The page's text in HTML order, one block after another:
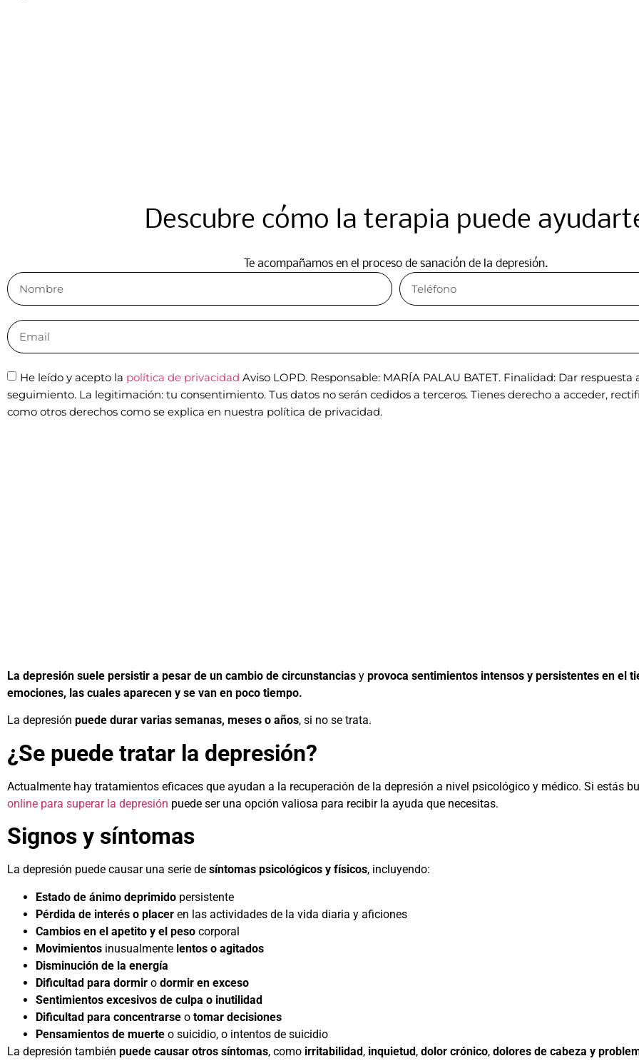
Descubre cómo la terapia puede
Te acompañamos en el proceso de sanación de la depresión.
He leído y acepto la política de privacidad Aviso LOPD. Responsable: MARÍA PALAU BATET. Finalidad: Dar
seguimiento. La legitimación: tu consentimiento. Tus datos no serán cedidos a terceros. Tienes derecho a acceder,
como otros derechos como se explica en nuestra política de privacidad.
La depresión suele persistir a pesar de un cambio de circunstancias y provoca sentimientos intensos y persistentes en el
emociones, las cuales aparecen y se van en poco tiempo.
La depresión puede durar varias semanas, meses o años, si no se trata.
¿Se puede tratar la depresión?
Actualmente hay tratamientos eficaces que ayudan a la recuperación de la depresión a nivel psicológico y médico. Si estás
online para superar la depresión puede ser una opción valiosa para recibir la ayuda que necesitas.
Signos y síntomas
La depresión puede causar una serie de síntomas psicológicos y físicos, incluyendo:
Estado de ánimo deprimido persistente
Pérdida de interés o placer en las actividades de la vida diaria y aficiones
Cambios en el apetito y el peso corporal
Movimientos inusualmente lentos o agitados
Disminución de la energía
Dificultad para dormir o dormir en exceso
Sentimientos excesivos de culpa o inutilidad
Dificultad para concentrarse o tomar decisiones
Pensamientos de muerte o suicidio, o intentos de suicidio
La depresión también puede causar otros síntomas, como irritabilidad, inquietud, dolor crónico, dolores de cabeza y